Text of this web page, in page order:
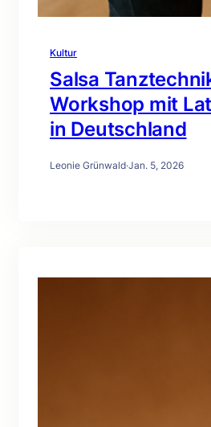
Kultur
Salsa
Workshop mit
in Deutschland
Leonie Grünwald·Jan. 5, 2026